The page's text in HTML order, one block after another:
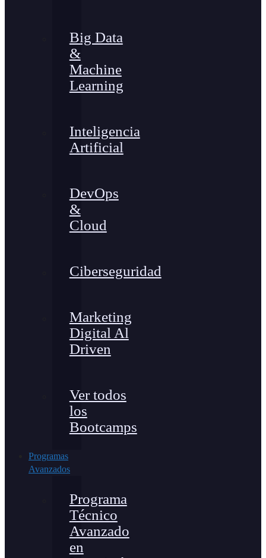
Big Data
&
Machine
Learning
Inteligencia
Artificial
DevOps
&
Cloud
Ciberseguridad
Marketing
Digital Al
Driven
Ver todos
los
Bootcamps
Programas
Avanzados
Programa
Técnico
Avanzado
en